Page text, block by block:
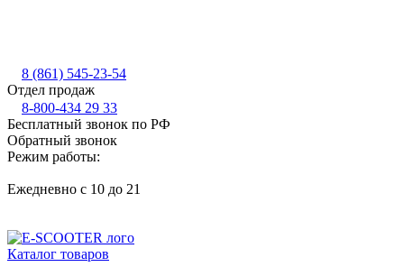
8 (861) 545-23-54
Отдел продаж
8-800-434 29 33
Бесплатный звонок по РФ
Обратный звонок
Режим работы:
Ежедневно с 10 до 21
Каталог товаров